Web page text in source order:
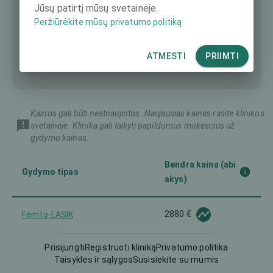
Kainos gali būti neatnaujintos. Naujausias kainas rasite klinikos
svetainėje. Klinika gali taikyti papildomus mokescius už
gydymo kainas.
Gydymo tipas
Bendra kaina (abi
akys)
Femto-LASIK 2880 €
Implantuojamas kontaktinis
lęšis (ICL)
-
PrisijungtiRegistruoti klinikąPrivatumo politika
Taisyklės ir sąlygosSusisiekite su mumis
Jūsų patirtį mūsų svetainėje.
Peržiūrėkite mūsų privatumo politiką
ATMESTI PRIIMTI